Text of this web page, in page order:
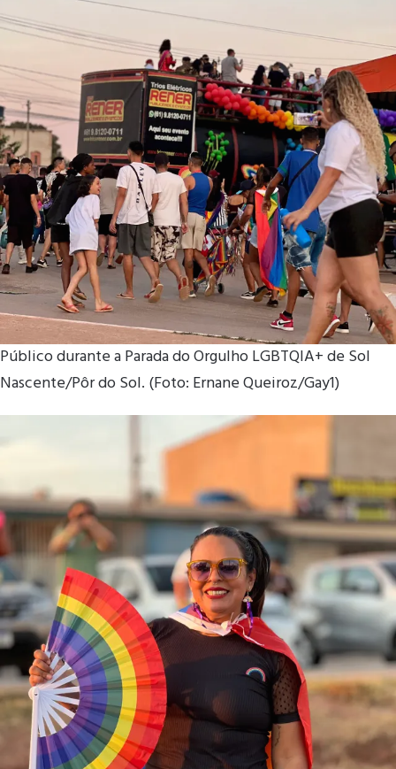
Público durante a Parada do Orgulho LGBTQIA+ de Sol
Nascente/Pôr do Sol. (Foto: Ernane Queiroz/Gay1)